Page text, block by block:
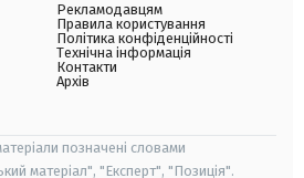
Рекламодавцям
Правила користування
Політика конфіденційності
Технічна інформація
Контакти
Архів
позначені словами
матеріал", "Експерт", "Позиція".